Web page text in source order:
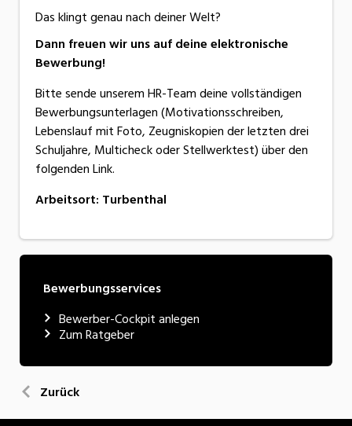
Das klingt genau nach deiner Welt?
Dann freuen wir uns auf deine elektronische
Bewerbung!
Bitte sende unserem HR-Team deine vollständigen
Bewerbungsunterlagen (Motivationsschreiben,
Lebenslauf mit Foto, Zeugniskopien der letzten drei
Schuljahre, Multicheck oder Stellwerktest) über den
folgenden Link.
Arbeitsort: Turbenthal
Bewerbungsservices
Bewerber-Cockpit anlegen
Zum Ratgeber
Zurück